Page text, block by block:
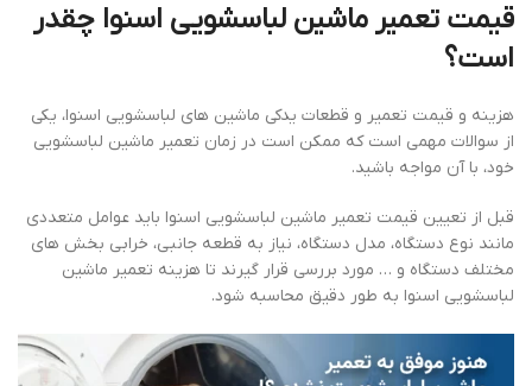
قیمت تعمیر ماشین لباسشویی اسنوا چقدر
است؟
هزینه و قیمت تعمیر و قطعات یدکی ماشین های لباسشویی اسنوا، یکی
از سوالات مهمی است که ممکن است در زمان تعمیر ماشین لباسشویی
خود، با آن مواجه باشید.
قبل از تعیین قیمت تعمیر ماشین لباسشویی اسنوا باید عوامل متعددی
مانند نوع دستگاه، مدل دستگاه، نیاز به قطعه جانبی، خرابی بخش های
مختلف دستگاه و … مورد بررسی قرار گیرند تا هزینه تعمیر ماشین
لباسشویی اسنوا به طور دقیق محاسبه شود.